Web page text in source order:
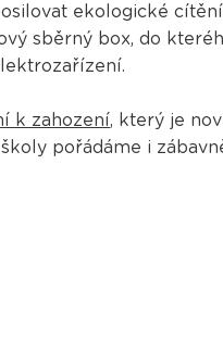
ekologické
sběrný box, do
k zahození, který je
pořádáme i